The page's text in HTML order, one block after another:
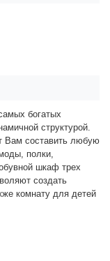
богатых
структурой.
Вам составить любую
полки,
шкаф трех
создать
комнату для детей